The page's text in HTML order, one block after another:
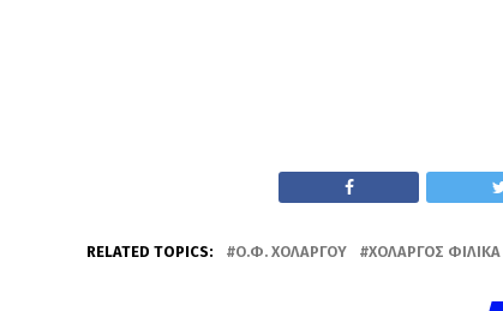
RELATED TOPICS: Ο.Φ. ΧΟΛΑΡΓΟΎ ΧΟΛΑΡΓΌΣ ΦΙΛΙΚΆ